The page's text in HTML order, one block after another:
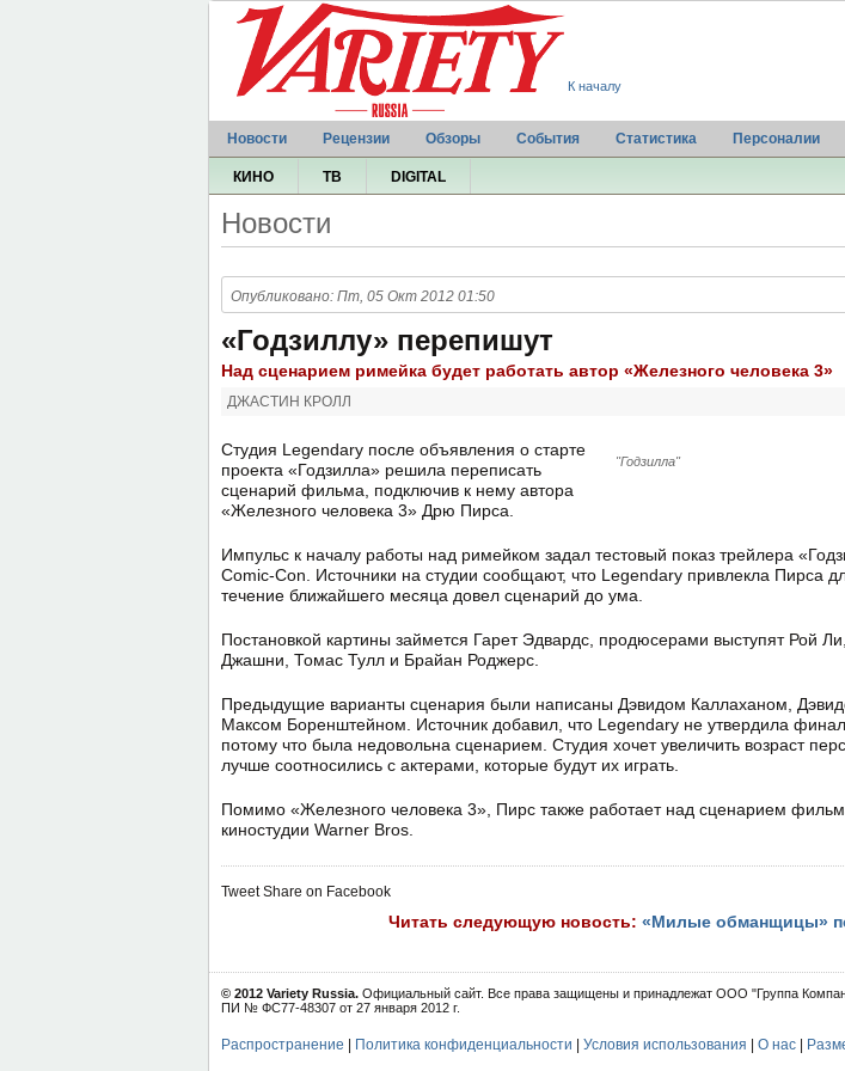
К началу
Новости Рецензии Обзоры События Статистика Персоналии
КИНО ТВ DIGITAL
Новости
Опубликовано: Пт, 05 Окт 2012 01:50
«Годзиллу» перепишут
Над сценарием римейка будет работать автор «Железного человека 3»
ДЖАСТИН КРОЛЛ
"Годзилла"
Студия Legendary после объявления о старте
проекта «Годзилла» решила переписать
сценарий фильма, подключив к нему автора
«Железного человека 3» Дрю Пирса.
Импульс к началу работы над римейком задал тестовый показ трейлера
Comic-Con. Источники на студии сообщают, что Legendary привлекла Пирса
течение ближайшего месяца довел сценарий до ума.
Постановкой картины займется Гарет Эдвардс, продюсерами выступят Рой
Джашни, Томас Тулл и Брайан Роджерс.
Предыдущие варианты сценария были написаны Дэвидом Каллаханом,
Максом Боренштейном. Источник добавил, что Legendary не утвердила
потому что была недовольна сценарием. Студия хочет увеличить возраст
лучше соотносились с актерами, которые будут их играть.
Помимо «Железного человека 3», Пирс также работает над сценарием
киностудии Warner Bros.
TweetShare on Facebook
Читать следующую новость: «Милые обманщицы»
© 2012 Variety Russia. Официальный сайт. Все права защищены и принадлежат ООО "Группа
ПИ № ФС77-48307 от 27 января 2012 г.
Распространение Политика конфиденциальности Условия использования О нас